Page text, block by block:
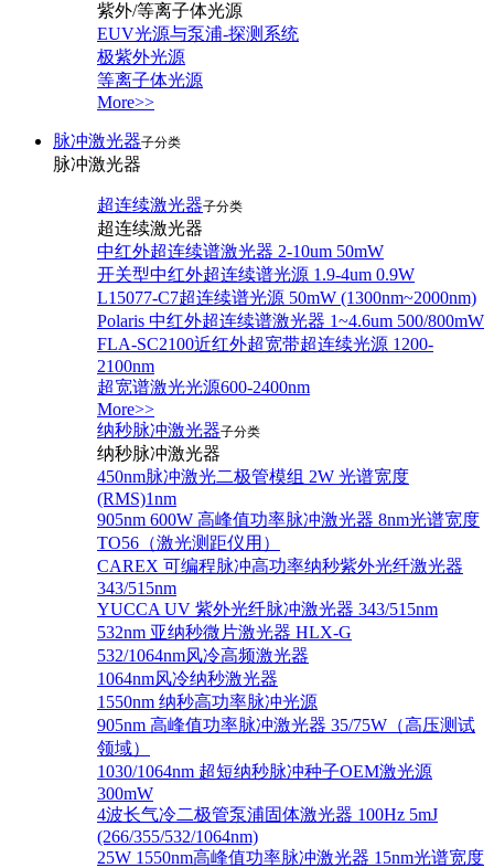
紫外/等离子体光源
EUV光源与泵浦-探测系统
极紫外光源
等离子体光源
More>>
脉冲激光器子分类
脉冲激光器
超连续激光器子分类
超连续激光器
中红外超连续谱激光器 2-10um 50mW
开关型中红外超连续谱光源 1.9-4um 0.9W
L15077-C7超连续谱光源 50mW (1300nm~2000nm)
Polaris 中红外超连续谱激光器 1~4.6um 500/800mW
FLA-SC2100近红外超宽带超连续光源 1200-
2100nm
超宽谱激光光源600-2400nm
More>>
纳秒脉冲激光器子分类
纳秒脉冲激光器
450nm脉冲激光二极管模组 2W 光谱宽度
(RMS)1nm
905nm 600W 高峰值功率脉冲激光器 8nm光谱宽度
TO56（激光测距仪用）
CAREX 可编程脉冲高功率纳秒紫外光纤激光器
343/515nm
YUCCA UV 紫外光纤脉冲激光器 343/515nm
532nm 亚纳秒微片激光器 HLX-G
532/1064nm风冷高频激光器
1064nm风冷纳秒激光器
1550nm 纳秒高功率脉冲光源
905nm 高峰值功率脉冲激光器 35/75W（高压测试
领域）
1030/1064nm 超短纳秒脉冲种子OEM激光源
300mW
4波长气冷二极管泵浦固体激光器 100Hz 5mJ
(266/355/532/1064nm)
25W 1550nm高峰值功率脉冲激光器 15nm光谱宽度